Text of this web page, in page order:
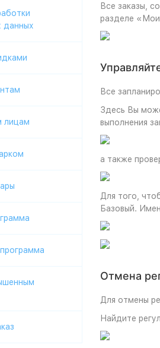
Все заказы,
разделе «Мои
Все
Здесь Вы
выполнения
а также
Для того,
Базовый.
Отмена
Для отмены
Найдите
данных
лицам